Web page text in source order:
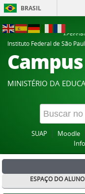
BRASIL
Instituto Federal de São
MINISTÉRIO DA
SUAP Moodle
ESPAÇO DO ALUNO